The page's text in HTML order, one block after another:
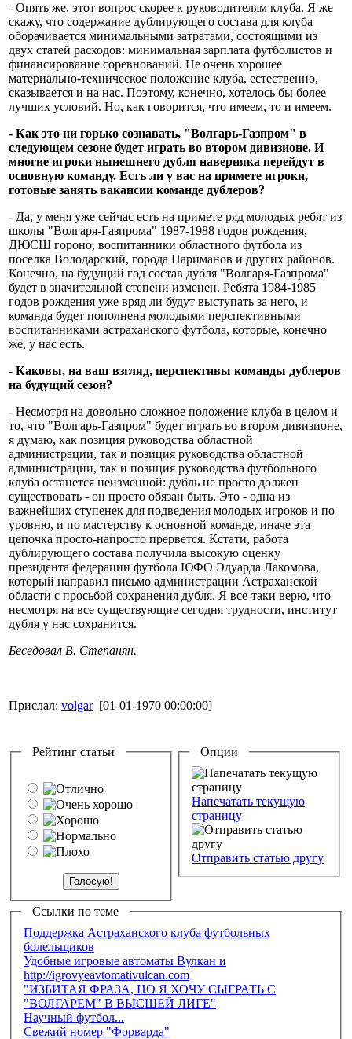
- Опять же, этот вопрос скорее к руководителям клуба. Я же
скажу, что содержание дублирующего состава для клуба
оборачивается минимальными затратами, состоящими из
двух статей расходов: минимальная зарплата футболистов и
финансирование соревнований. Не очень хорошее
материально-техническое положение клуба, естественно,
сказывается и на нас. Поэтому, конечно, хотелось бы более
лучших условий. Но, как говорится, что имеем, то и имеем.
- Как это ни горько сознавать, "Волгарь-Газпром" в
следующем сезоне будет играть во втором дивизионе. И
многие игроки нынешнего дубля наверняка перейдут в
основную команду. Есть ли у вас на примете игроки,
готовые занять вакансии команде дублеров?
- Да, у меня уже сейчас есть на примете ряд молодых ребят из
школы "Волгаря-Газпрома" 1987-1988 годов рождения,
ДЮСШ гороно, воспитанники областного футбола из
поселка Володарский, города Нариманов и других районов.
Конечно, на будущий год состав дубля "Волгаря-Газпрома"
будет в значительной степени изменен. Ребята 1984-1985
годов рождения уже вряд ли будут выступать за него, и
команда будет пополнена молодыми перспективными
воспитанниками астраханского футбола, которые, конечно
же, у нас есть.
- Каковы, на ваш взгляд, перспективы команды дублеров
на будущий сезон?
- Несмотря на довольно сложное положение клуба в целом и
то, что "Волгарь-Газпром" будет играть во втором дивизионе,
я думаю, как позиция руководства областной
администрации, так и позиция руководства областной
администрации, так и позиция руководства футбольного
клуба останется неизменной: дубль не просто должен
существовать - он просто обязан быть. Это - одна из
важнейших ступенек для подведения молодых игроков и по
уровню, и по мастерству к основной команде, иначе эта
цепочка просто-напросто прервется. Кстати, работа
дублирующего состава получила высокую оценку
президента федерации футбола ЮФО Эдуарда Лакомова,
который направил письмо администрации Астраханской
области с просьбой сохранения дубля. Я все-таки верю, что
несмотря на все существующие сегодня трудности, институт
дубля у нас сохранится.
Беседовал В. Степанян.
Прислал: volgar [01-01-1970 00:00:00]
Рейтинг статьи Опции
Напечатать текущую
страницу
Отправить статью другу
Ссылки по теме
Поддержка Астраханского клуба футбольных
болельщиков
Удобные игровые автоматы Вулкан и
http://igrovyeavtomativulcan.com
"ИЗБИТАЯ ФРАЗА, НО Я ХОЧУ СЫГРАТЬ С
"ВОЛГАРЕМ" В ВЫСШЕЙ ЛИГЕ"
Научный футбол...
Свежий номер "Форварда"